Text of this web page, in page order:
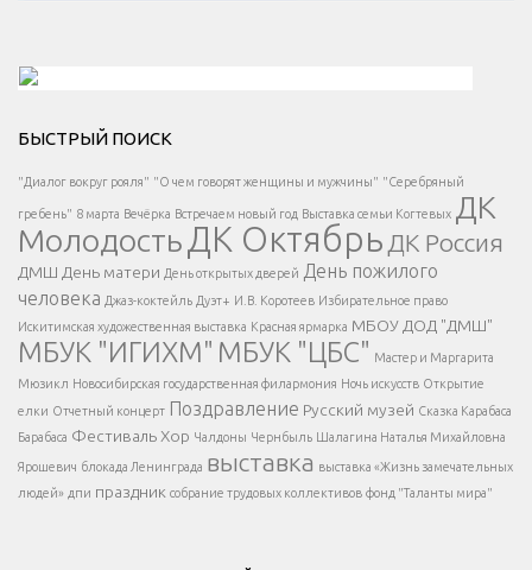
Есть вопрос?
Напишите нам
</span >
Написать
</button >
</div >
</div > </div >
БЫСТРЫЙ ПОИСК
"Диалог вокруг рояля" "О чем говорят женщины и мужчины" "Серебряный
гребень" 8 марта Вечёрка Встречаем новый год Выставка семьи Когтевых ДК
МолодостьДК Октябрь ДК Россия
ДМШ День матери День открытых дверей День пожилого
человека Джаз-коктейль Дуэт+ И.В. Коротеев Избирательное право
Искитимская художественная выставка Красная ярмарка МБОУ ДОД "ДМШ"
МБУК "ИГИХМ" МБУК "ЦБС" Мастер и Маргарита
Мюзикл Новосибирская государственная филармония Ночь искусств Открытие
елки Отчетный концерт Поздравление Русский музей Сказка Карабаса
Барабаса Фестиваль Хор Чалдоны Чернбыль Шалагина Наталья Михайловна
Ярошевич блокада Ленинграда выставка выставка «Жизнь замечательных
людей» дпи праздник собрание трудовых коллективов фонд "Таланты мира"